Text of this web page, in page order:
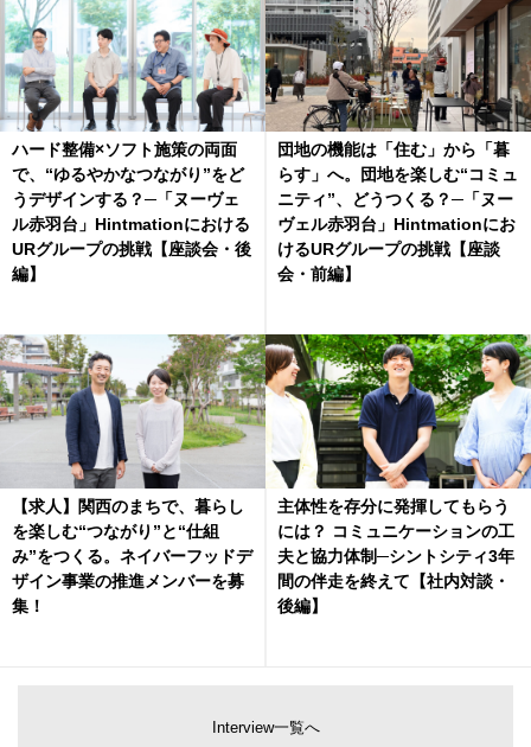
ハード整備×ソフト施策の両面
で、“ゆるやかなつながり”をど
うデザインする？─「ヌーヴェ
ル赤羽台」Hintmationにおける
URグループの挑戦【座談会・後
編】
団地の機能は「住む」から「暮
らす」へ。団地を楽しむ“コミュ
ニティ”、どうつくる？─「ヌー
ヴェル赤羽台」Hintmationにお
けるURグループの挑戦【座談
会・前編】
【求人】関西のまちで、暮らし
を楽しむ“つながり”と“仕組
み”をつくる。ネイバーフッドデ
ザイン事業の推進メンバーを募
集！
主体性を存分に発揮してもらう
には？ コミュニケーションの工
夫と協力体制─シントシティ3年
間の伴走を終えて【社内対談・
後編】
Interview一覧へ